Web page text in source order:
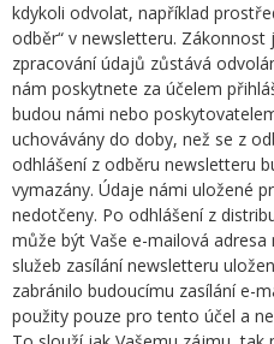
kdykoli odvolat, například
odběr“ v newsletteru. Zákonnost
zpracování údajů zůstává
nám poskytnete za účelem
budou námi nebo
uchovávány do doby, než se z
odhlášení z odběru newsletteru
vymazány. Údaje námi uložené
nedotčeny. Po odhlášení z
může být Vaše e-mailová
služeb zasílání newsletteru
zabránilo budoucímu zasílání e-
použity pouze pro tento účel a